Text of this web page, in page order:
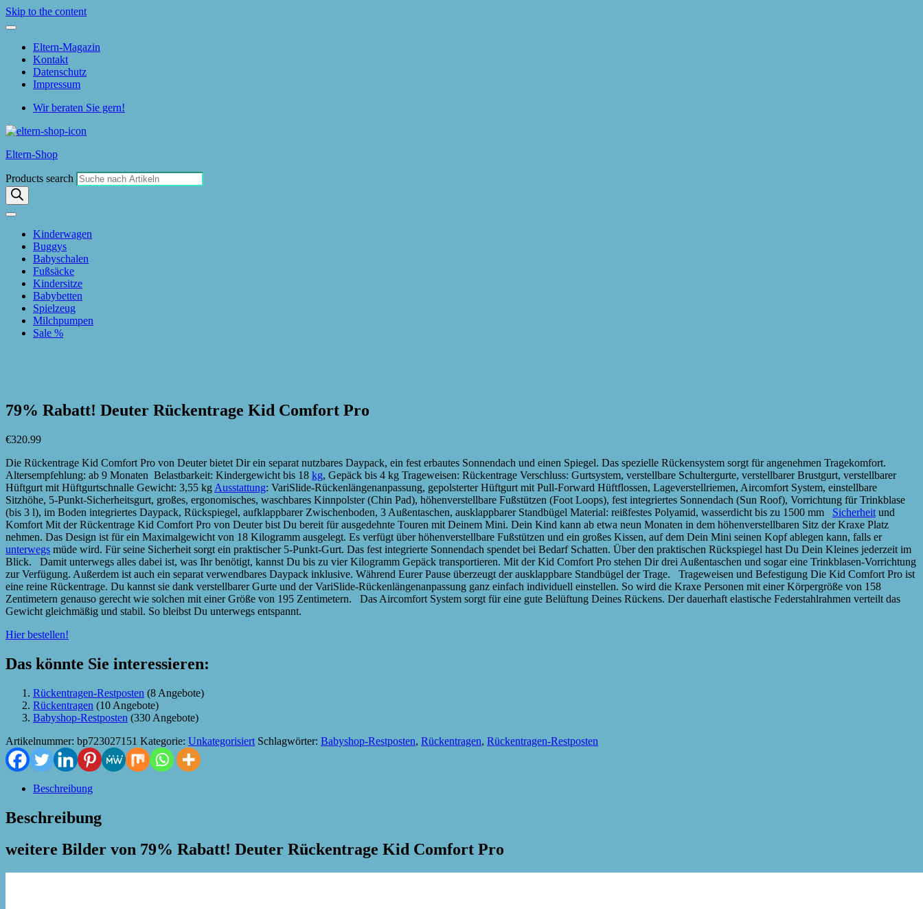
Skip to the content
Eltern-Magazin
Kontakt
Datenschutz
Impressum
Wir beraten Sie gern!
Eltern-Shop
Products search
Kinderwagen
Buggys
Babyschalen
Fußsäcke
Kindersitze
Babybetten
Spielzeug
Milchpumpen
Sale %
79% Rabatt! Deuter Rückentrage Kid Comfort Pro
€320.99
Die Rückentrage Kid Comfort Pro von Deuter bietet Dir ein separat nutzbares Daypack, ein fest erbautes Sonnendach und einen Spiegel. Das spezielle Rückensystem sorgt für angenehmen Tragekomfort.
Altersempfehlung: ab 9 Monaten Belastbarkeit: Kindergewicht bis 18 kg, Gepäck bis 4 kg Trageweisen: Rückentrage Verschluss: Gurtsystem, verstellbare Schultergurte, verstellbarer Brustgurt, verstellbarer
Hüftgurt mit Hüftgurtschnalle Gewicht: 3,55 kg Ausstattung: VariSlide-Rückenlängenanpassung, gepolsterter Hüftgurt mit Pull-Forward Hüftflossen, Lageverstellriemen, Aircomfort System, einstellbare
Sitzhöhe, 5-Punkt-Sicherheitsgurt, großes, ergonomisches, waschbares Kinnpolster (Chin Pad), höhenverstellbare Fußstützen (Foot Loops), fest integriertes Sonnendach (Sun Roof), Vorrichtung für Trinkblase
(bis 3 l), im Boden integriertes Daypack, Rückspiegel, aufklappbarer Zwischenboden, 3 Außentaschen, ausklappbarer Standbügel Material: reißfestes Polyamid, wasserdicht bis zu 1500 mm Sicherheit und
Komfort Mit der Rückentrage Kid Comfort Pro von Deuter bist Du bereit für ausgedehnte Touren mit Deinem Mini. Dein Kind kann ab etwa neun Monaten in dem höhenverstellbaren Sitz der Kraxe Platz
nehmen. Das Design ist für ein Maximalgewicht von 18 Kilogramm ausgelegt. Es verfügt über höhenverstellbare Fußstützen und ein großes Kissen, auf dem Dein Mini seinen Kopf ablegen kann, falls er
unterwegs müde wird. Für seine Sicherheit sorgt ein praktischer 5-Punkt-Gurt. Das fest integrierte Sonnendach spendet bei Bedarf Schatten. Über den praktischen Rückspiegel hast Du Dein Kleines jederzeit im
Blick. Damit unterwegs alles dabei ist, was Ihr benötigt, kannst Du bis zu vier Kilogramm Gepäck transportieren. Mit der Kid Comfort Pro stehen Dir drei Außentaschen und sogar eine Trinkblasen-Vorrichtung
zur Verfügung. Außerdem ist auch ein separat verwendbares Daypack inklusive. Während Eurer Pause überzeugt der ausklappbare Standbügel der Trage. Trageweisen und Befestigung Die Kid Comfort Pro ist
eine reine Rückentrage. Du kannst sie dank verstellbarer Gurte und der VariSlide-Rückenlängenanpassung ganz einfach individuell einstellen. So wird die Kraxe Personen mit einer Körpergröße von 158
Zentimetern genauso gerecht wie solchen mit einer Größe von 195 Zentimetern. Das Aircomfort System sorgt für eine gute Belüftung Deines Rückens. Der dauerhaft elastische Federstahlrahmen verteilt das
Gewicht gleichmäßig und stabil. So bleibst Du unterwegs entspannt.
Hier bestellen!
Das könnte Sie interessieren:
Rückentragen-Restposten (8 Angebote)
Rückentragen (10 Angebote)
Babyshop-Restposten (330 Angebote)
Artikelnummer: bp723027151 Kategorie: Unkategorisiert Schlagwörter: Babyshop-Restposten, Rückentragen, Rückentragen-Restposten
Beschreibung
Beschreibung
weitere Bilder von 79% Rabatt! Deuter Rückentrage Kid Comfort Pro